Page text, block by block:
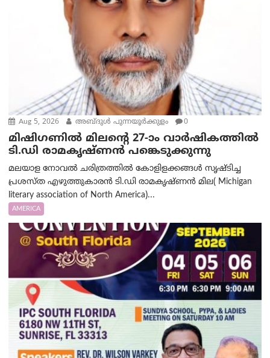
Aug 5, 2026 അബ്ദുൾ പുന്നയൂർക്കുളം 0
മിഷിഗണിൽ മിലന്റെ 27-ാം വാർഷികത്തിൽ
ടി.ഡി രാമകൃഷ്ണൻ പങ്കെടുക്കുന്നു
മലയാള നോവൽ ചരിത്രത്തിൽ കോളിളക്കങ്ങൾ സൃഷ്ടിച്ച
പ്രശസ്‌ത എഴുത്തുകാരൻ ടി.ഡി രാമകൃഷ്ണൻ മില( Michigan
literary association of North America)...
AMERICA